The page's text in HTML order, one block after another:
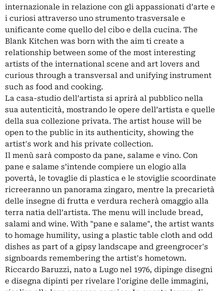
internazionale in relazione con gli appassionati d’arte e
i curiosi attraverso uno strumento trasversale e
unificante come quello del cibo e della cucina. The
Blank Kitchen was born with the aim ti create a
relationship between some of the most interesting
artists of the international scene and art lovers and
curious through a transversal and unifying instrument
such as food and cooking.
La casa-studio dell’artista si aprirà al pubblico nella
sua autenticità, mostrando le opere dell’artista e quelle
della sua collezione privata. The artist house will be
open to the public in its authenticity, showing the
artist's work and his private collection.
Il menù sarà composto da pane, salame e vino. Con
pane e salame s’intende compiere un elogio alla
povertà, le tovaglie di plastica e le stoviglie scoordinate
ricreeranno un panorama zingaro, mentre la precarietà
delle insegne di frutta e verdura recherà omaggio alla
terra natia dell’artista. The menu will include bread,
salami and wine. With "pane e salame", the artist wants
to homage humility, using a plastic table cloth and odd
dishes as part of a gipsy landscape and greengrocer's
signboards remembering the artist's hometown.
Riccardo Baruzzi, nato a Lugo nel 1976, dipinge disegni
e disegna dipinti per rivelare l'origine delle immagini,